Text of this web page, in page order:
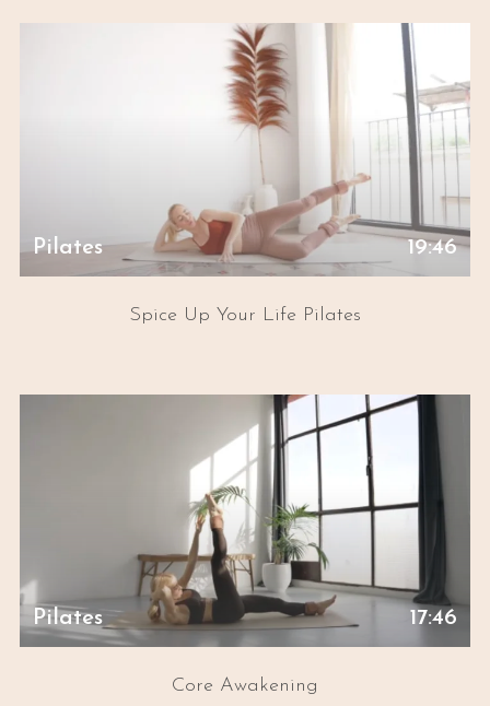
Pilates 19:46
Spice Up Your Life Pilates
Pilates 17:46
Core Awakening